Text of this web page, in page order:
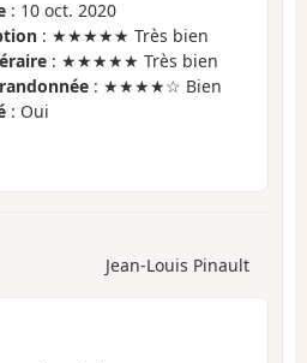
: 10 oct. 2020
: ★★★★★ Très bien
: ★★★★★ Très bien
: ★★★★☆ Bien
: Oui
Jean-Louis Pinault